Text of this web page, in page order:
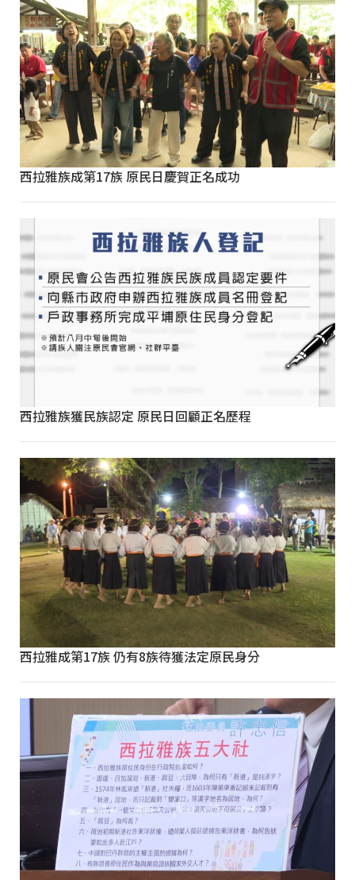
西拉雅族成第17族 原民日慶賀正名成功
西拉雅族獲民族認定 原民日回顧正名歷程
西拉雅成第17族 仍有8族待獲法定原民身分